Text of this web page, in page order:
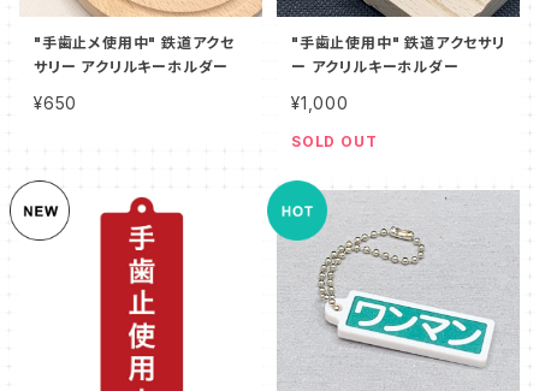
"手歯止メ使用中" 鉄道アクセ
サリー アクリルキーホルダー
¥650
"手歯止使用中" 鉄道アクセサリ
ー アクリルキーホルダー
¥1,000
SOLD OUT